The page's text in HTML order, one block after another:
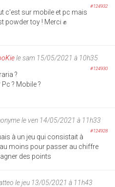
#124932
c'est sur mobile et pc mais
powder toy ! Merci ✊
le sam 15/05/2021 à 10h35
#124930
?
? Mobile ?
le ven 14/05/2021 à 11h33
#124928
à un jeu qui consistait à
moins pour passer au chiffre
des points
le jeu 13/05/2021 à 11h43